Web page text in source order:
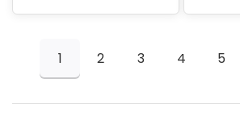
1 2 3 4 5